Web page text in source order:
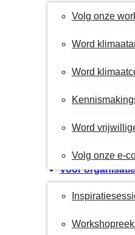
Volg onze
Word
Word
Word
Volg onze e-
Voor